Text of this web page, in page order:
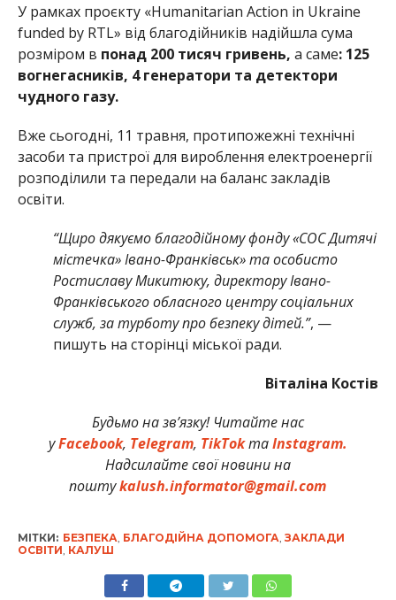
У рамках проєкту «Humanitarian Action in Ukraine
funded by RTL» від благодійників надійшла сума
розміром в понад 200 тисяч гривень, а саме: 125
вогнегасників, 4 генератори та детектори
чудного газу.
Вже сьогодні, 11 травня, протипожежні технічні
засоби та пристрої для вироблення електроенергії
розподілили та передали на баланс закладів
освіти.
“Щиро дякуємо благодійному фонду «СОС Дитячі
містечка» Івано-Франківськ» та особисто
Ростиславу Микитюку, директору Івано-
Франківського обласного центру соціальних
служб, за турботу про безпеку дітей.”, —
пишуть на сторінці міської ради.
Віталіна Костів
Будьмо на зв’язку! Читайте нас
уFacebook, Telegram, TikTokтаInstagram.
Надсилайте свої новини на
поштуkalush.informator@gmail.com
МІТКИ: БЕЗПЕКА БЛАГОДІЙНА ДОПОМОГА ЗАКЛАДИ
ОСВІТИ КАЛУШ